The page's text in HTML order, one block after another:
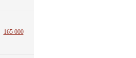
165 000